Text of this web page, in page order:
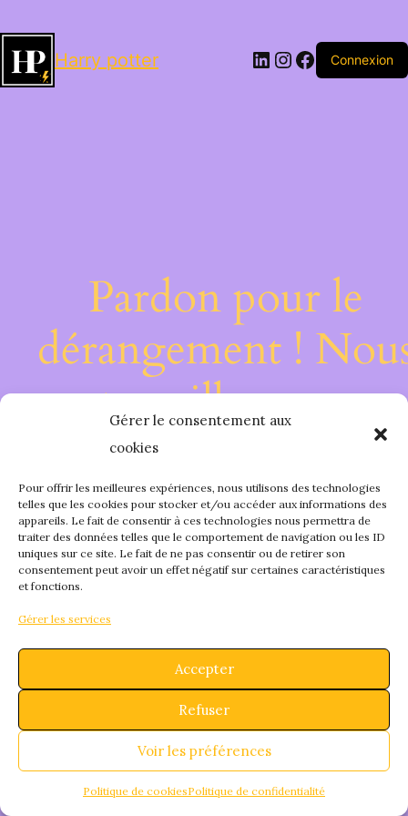
Gérer le consentement aux
cookies
Pour offrir les meilleures expériences, nous utilisons des technologies
telles que les cookies pour stocker et/ou accéder aux informations des
appareils. Le fait de consentir à ces technologies nous permettra de
traiter des données telles que le comportement de navigation ou les ID
uniques sur ce site. Le fait de ne pas consentir ou de retirer son
consentement peut avoir un effet négatif sur certaines caractéristiques
et fonctions.
Gérer les services
Accepter
Refuser
Voir les préférences
Politique de cookiesPolitique de confidentialité
Harry potter LinkedIn
Instagram
Facebook
Connexion
Pardon pour le
dérangement !
travaillons sur
quelque chose de
fantastique –
bientôt !